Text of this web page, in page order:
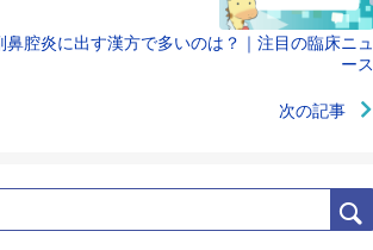
鼻腔炎に出す漢方で多いのは？｜注目の臨床ニュ
ース
次の記事